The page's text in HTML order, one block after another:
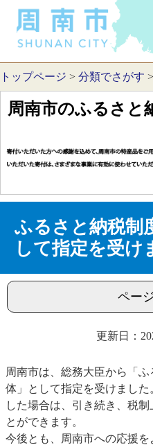
トップページ > 分類でさがす >
周南市のふるさと
ふるさと納税制
して指定を受け
ペー
更新日：
周南市は、総務大臣から「
体」として指定を受けまし
した場合は、引き続き、税
とができます。
今後とも、周南市への応援を